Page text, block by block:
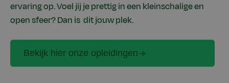
ervaring op. Voel jij je prettig in een kleinschalige en
open sfeer? Dan is dit jouw plek.
Bekijk hier onze opleidingen